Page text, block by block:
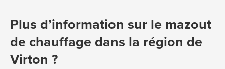
Plus d’information sur le mazout
de chauffage dans la région de
Virton ?